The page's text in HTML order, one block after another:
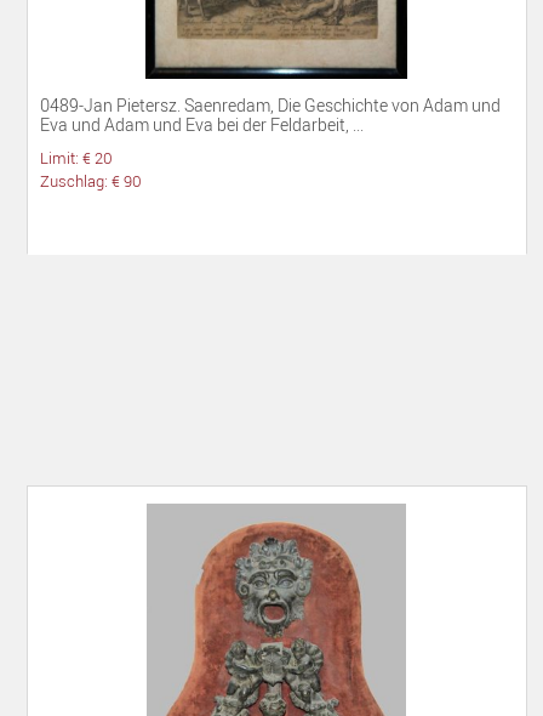
0489-Jan Pietersz. Saenredam, Die Geschichte von Adam und
Eva und Adam und Eva bei der Feldarbeit, ...
Limit: € 20
Zuschlag: € 90